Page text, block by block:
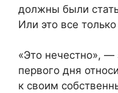
должны были
Или это все
«Это нечестно», —
первого дня
к своим